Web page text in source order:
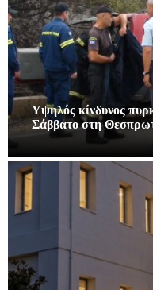
Υψηλός κίνδυνος
Σάββατο στη